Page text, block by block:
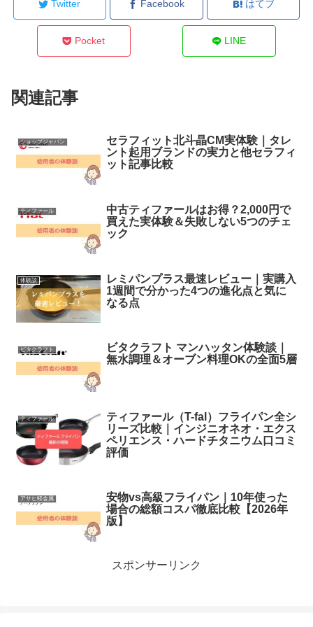
Twitter Facebook はてブ
Pocket LINE
関連記事
ショップジャパン
セラフィット北斗晶CM実体験｜タレ
ント起用ブランドの実力と他セラフィ
ット記事比較
ティファール
中古ティファールはお得？2,000円で
買えた実体験＆失敗しない5つのチェ
ック
体験談
レミパンプラス最速レビュー｜実購入
1週間で分かった4つの進化点と気に
なる点
ビタクラフト
ビタクラフト マンハッタン体験談｜
無水調理＆オーブン料理OKの全面5層
ティファール
ティファール（T-fal）フライパン全シ
リーズ比較｜インジニオネオ・エクス
ペリエンス・ハードチタニウム口コミ
評価
アサヒ軽金属
安物vs高級フライパン｜10年使った
場合の総額コスパ徹底比較【2026年
版】
スポンサーリンク